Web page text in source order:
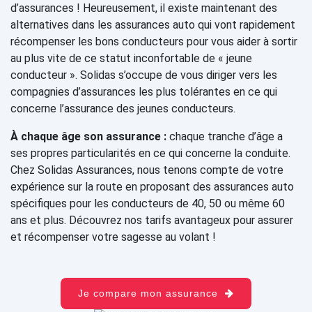
d’assurances ! Heureusement, il existe maintenant des
alternatives dans les assurances auto qui vont rapidement
récompenser les bons conducteurs pour vous aider à sortir
au plus vite de ce statut inconfortable de « jeune
conducteur ». Solidas s’occupe de vous diriger vers les
compagnies d’assurances les plus tolérantes en ce qui
concerne l’assurance des jeunes conducteurs.
À chaque âge son assurance : chaque tranche d’âge a
ses propres particularités en ce qui concerne la conduite.
Chez Solidas Assurances, nous tenons compte de votre
expérience sur la route en proposant des assurances auto
spécifiques pour les conducteurs de 40, 50 ou même 60
ans et plus. Découvrez nos tarifs avantageux pour assurer
et récompenser votre sagesse au volant !
Je compare mon assurance